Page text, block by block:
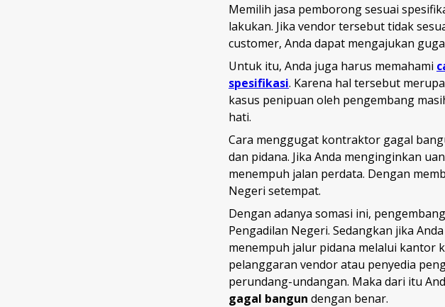
Memilih jasa pemborong sesuai
lakukan. Jika vendor tersebut tidak
customer, Anda dapat mengajukan
Untuk itu, Anda juga harus memahami
spesifikasi. Karena hal tersebut
kasus penipuan oleh pengembang
hati.
Cara menggugat kontraktor gagal
dan pidana. Jika Anda menginginkan
menempuh jalan perdata. Dengan
Negeri setempat.
Dengan adanya somasi ini,
Pengadilan Negeri. Sedangkan jika
menempuh jalur pidana melalui kantor
pelanggaran vendor atau penyedia
perundang-undangan. Maka dari itu
gagal bangun dengan benar.